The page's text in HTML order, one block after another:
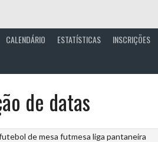
CALENDÁRIO ESTATÍSTICAS INSCRIÇÕES
de datas
de mesa futmesa liga pantaneira